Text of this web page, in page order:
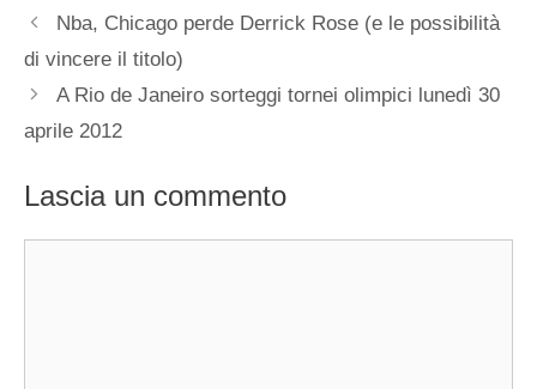
Nba, Chicago perde Derrick Rose (e le possibilità
di vincere il titolo)
A Rio de Janeiro sorteggi tornei olimpici lunedì 30
aprile 2012
Lascia un commento